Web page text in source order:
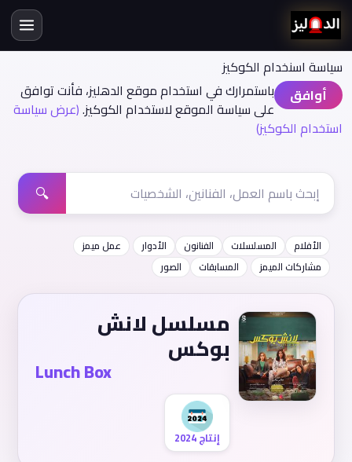
سياسة اسنخدام الكوكيز
أوافق
باستمرارك في استخدام موقع الدهليز، فأنت توافق
على سياسة الموقع لاستخدام الكوكيز.(عرض سياسة
استخدام الكوكيز)
🔍
الأفلام المسلسلات الفنانون الأدوار
عمل ميمز
مشاركات الميمز
المسابقات الصور
مسلسل لانش
بوكس
Lunch Box
إنتاج 2024